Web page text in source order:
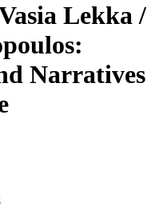
Lekka /
Narratives